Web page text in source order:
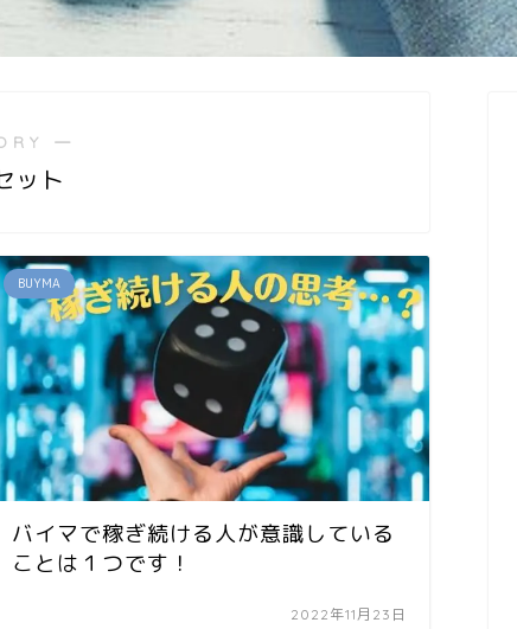
―
ット
BUYMA
バイマで稼ぎ続ける人が意識している
ことは１つです！
2022年11月23日